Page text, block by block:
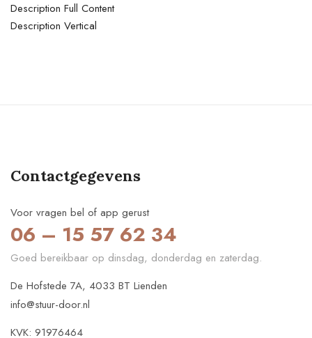
Description Full Content
Description Vertical
Contactgegevens
Voor vragen bel of app gerust
06 – 15 57 62 34
Goed bereikbaar op dinsdag, donderdag en zaterdag.
De Hofstede 7A, 4033 BT Lienden
info@stuur-door.nl
KVK: 91976464